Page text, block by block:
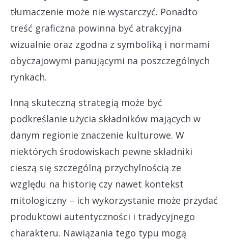
tłumaczenie może nie wystarczyć. Ponadto
treść graficzna powinna być atrakcyjna
wizualnie oraz zgodna z symboliką i normami
obyczajowymi panującymi na poszczególnych
rynkach.
Inną skuteczną strategią może być
podkreślanie użycia składników mających w
danym regionie znaczenie kulturowe. W
niektórych środowiskach pewne składniki
cieszą się szczególną przychylnością ze
względu na historię czy nawet kontekst
mitologiczny – ich wykorzystanie może przydać
produktowi autentyczności i tradycyjnego
charakteru. Nawiązania tego typu mogą